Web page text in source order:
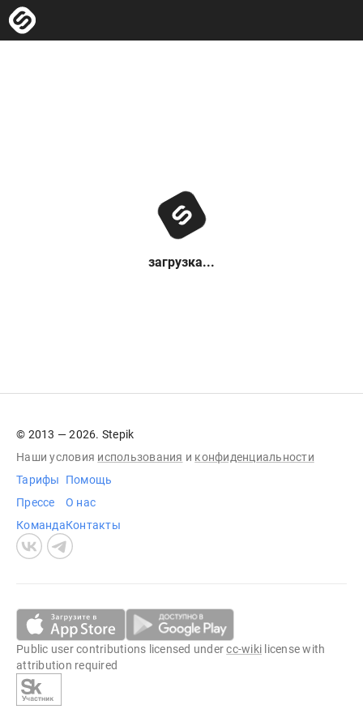
загрузка...
© 2013 — 2026. Stepik
Наши условия использования и конфиденциальности
Тарифы
Прессе
Команда
Помощь
О нас
Контакты
Public user contributions licensed undercc-wiki license with
attribution required